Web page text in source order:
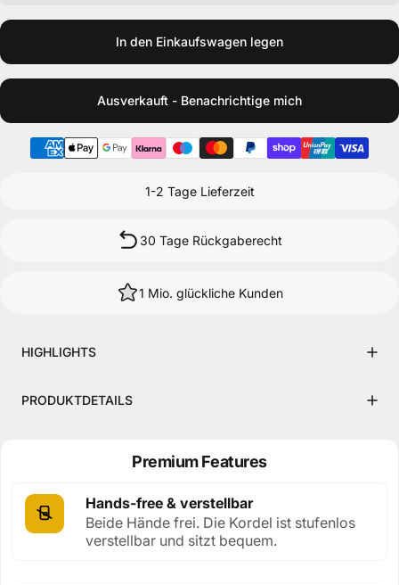
In den Einkaufswagen legen
Ausverkauft - Benachrichtige mich
1-2 Tage Lieferzeit
30 Tage Rückgaberecht
1 Mio. glückliche Kunden
HIGHLIGHTS
PRODUKTDETAILS
Premium Features
Hands-free & verstellbar
Beide Hände frei. Die Kordel ist stufenlos
verstellbar und sitzt bequem.